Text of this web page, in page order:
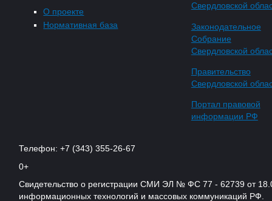
О проекте
Нормативная база
Свердловской
Законодательное
Собрание
Свердловской
Правительство
Свердловской
Портал правовой
информации РФ
Телефон: +7 (343) 355-26-67
0+
Свидетельство о регистрации СМИ ЭЛ № ФС 77 - 62739 от
информационных технологий и массовых коммуникаций РФ.